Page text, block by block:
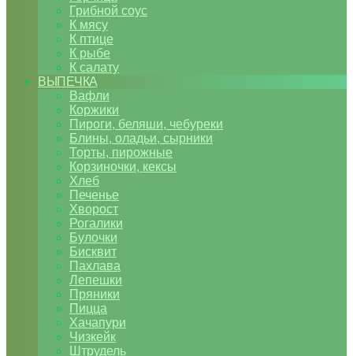
Грибной соус
К мясу
К птице
К рыбе
К салату
ВЫПЕЧКА
Вафли
Коржики
Пироги, беляши, чебуреки
Блины, оладьи, сырники
Торты, пирожные
Корзиночки, кексы
Хлеб
Печенье
Хворост
Рогалики
Булочки
Бисквит
Пахлава
Лепешки
Пряники
Пицца
Хачапури
Чизкейк
Штрудель